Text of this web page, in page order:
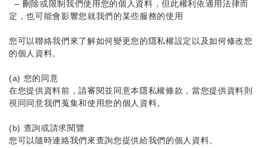
– 刪除或限制我們使用您的個人資料，但此權利依適用法律而
定，也可能會影響您就我們的某些服務的使用
您可以聯絡我們來了解如何變更您的隱私權設定以及如何修改您
的個人資料。
(a) 您的同意
在您提供資料前，請審閱並同意本隱私權條款，當您提供資料則
視同同意我們蒐集和使用您的個人資料。
(b) 查詢或請求閱覽
您可以隨時連絡我們來查詢您提供給我們的個人資料。